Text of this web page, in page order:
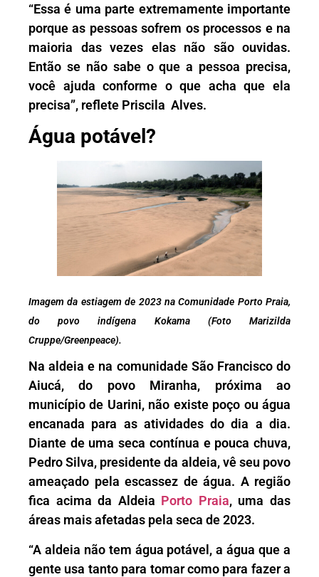
“Essa é uma parte extremamente importante
porque as pessoas sofrem os processos e na
maioria das vezes elas não são ouvidas.
Então se não sabe o que a pessoa precisa,
você ajuda conforme o que acha que ela
precisa”, reflete Priscila Alves.
Água potável?
Imagem da estiagem de 2023 na Comunidade Porto Praia,
do povo indígena Kokama (Foto Marizilda
Cruppe/Greenpeace).
Na aldeia e na comunidade São Francisco do
Aiucá, do povo Miranha, próxima ao
município de Uarini, não existe poço ou água
encanada para as atividades do dia a dia.
Diante de uma seca contínua e pouca chuva,
Pedro Silva, presidente da aldeia, vê seu povo
ameaçado pela escassez de água. A região
fica acima da Aldeia Porto Praia, uma das
áreas mais afetadas pela seca de 2023.
“A aldeia não tem água potável, a água que a
gente usa tanto para tomar como para fazer a